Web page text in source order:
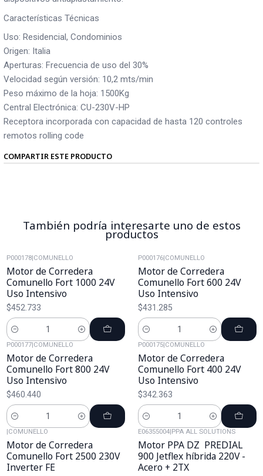
Características Técnicas
Uso: Residencial, Condominios
Origen: Italia
Aperturas: Frecuencia de uso del 30%
Velocidad según versión: 10,2 mts/min
Peso máximo de la hoja: 1500Kg
Central Electrónica: CU-230V-HP
Receptora incorporada con capacidad de hasta 120 controles
remotos rolling code
COMPARTIR ESTE PRODUCTO
También podría interesarte uno de estos
productos
P000178 COMUNELLO
Motor de Corredera
Comunello Fort 1000 24V
Uso Intensivo
$452.733
Cantidad
P000176 COMUNELLO
Motor de Corredera
Comunello Fort 600 24V
Uso Intensivo
$431.285
Cantidad
P000177 COMUNELLO
Motor de Corredera
Comunello Fort 800 24V
Uso Intensivo
$460.440
Cantidad
P000175 COMUNELLO
Motor de Corredera
Comunello Fort 400 24V
Uso Intensivo
$342.363
Cantidad
COMUNELLO
Motor de Corredera
Comunello Fort 2500 230V
Inverter FE
E06355004 PPA ALL SOLUTIONS
Motor PPA DZ PREDIAL
900 Jetflex híbrida 220V -
Acero + 2TX